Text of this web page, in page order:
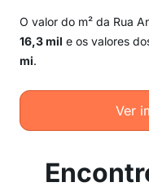
O valor do m² da Rua
16,3 mil e os valores
mi.
Ver